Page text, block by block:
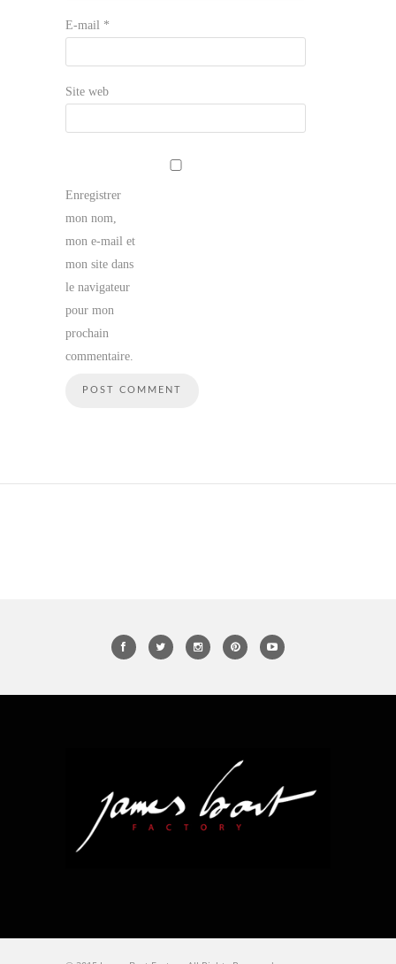
E-mail *
Site web
Enregistrer
mon nom,
mon e-mail et
mon site dans
le navigateur
pour mon
prochain
commentaire.